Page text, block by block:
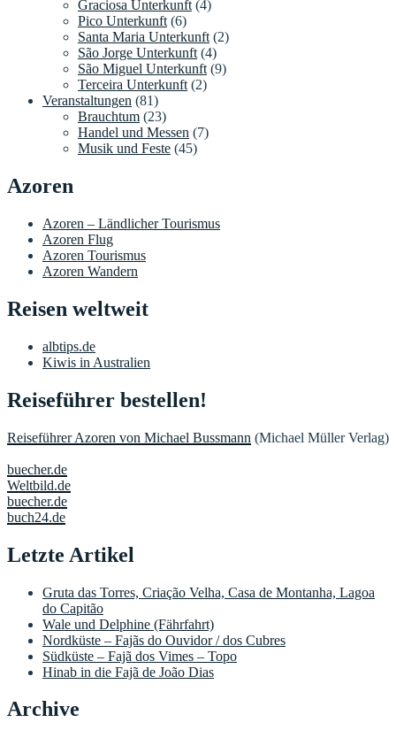
Graciosa Unterkunft (4)
Pico Unterkunft (6)
Santa Maria Unterkunft (2)
São Jorge Unterkunft (4)
São Miguel Unterkunft (9)
Terceira Unterkunft (2)
Veranstaltungen (81)
Brauchtum (23)
Handel und Messen (7)
Musik und Feste (45)
Azoren
Azoren – Ländlicher Tourismus
Azoren Flug
Azoren Tourismus
Azoren Wandern
Reisen weltweit
albtips.de
Kiwis in Australien
Reiseführer bestellen!
Reiseführer Azoren von Michael Bussmann (Michael Müller Verlag)
buecher.de
Weltbild.de
buecher.de
buch24.de
Letzte Artikel
Gruta das Torres, Criação Velha, Casa de Montanha, Lagoa
do Capitão
Wale und Delphine (Fährfahrt)
Nordküste – Fajãs do Ouvidor / dos Cubres
Südküste – Fajã dos Vimes – Topo
Hinab in die Fajã de João Dias
Archive